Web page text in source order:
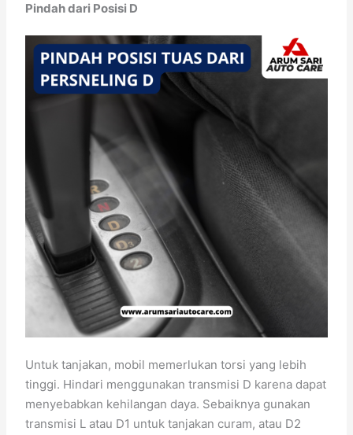
Pindah dari Posisi D
Untuk tanjakan, mobil memerlukan torsi yang lebih
tinggi. Hindari menggunakan transmisi D karena dapat
menyebabkan kehilangan daya. Sebaiknya gunakan
transmisi L atau D1 untuk tanjakan curam, atau D2